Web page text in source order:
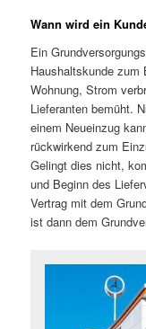
Wann wird ein
Ein
Haushaltskunde zum
Wohnung, Strom
Lieferanten bemüht.
einem Neueinzug
rückwirkend zum
Gelingt dies nicht,
und Beginn des
Vertrag mit dem
ist dann dem